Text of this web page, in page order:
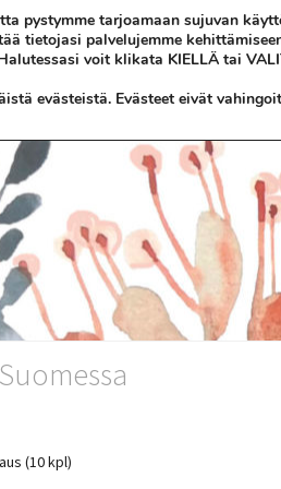
(10 kpl)
pystymme tarjoamaan sujuvan
tietojasi palvelujemme
voit klikata KIELLÄ tai
evästeistä. Evästeet eivät